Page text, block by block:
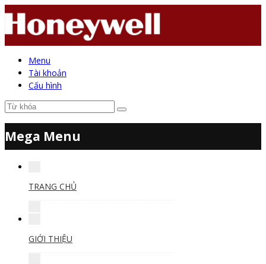
Menu
Tài khoản
Cấu hình
Mega Menu
TRANG CHỦ
GIỚI THIỆU